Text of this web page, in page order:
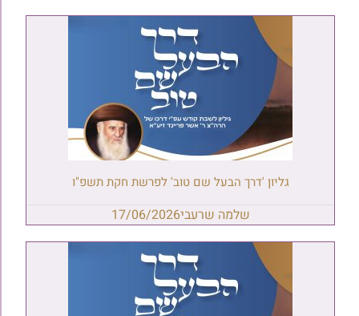
גליון 'דרך הבעל שם טוב' לפרשת חקת תשפ"ו
שלמה שרעבי17/06/2026